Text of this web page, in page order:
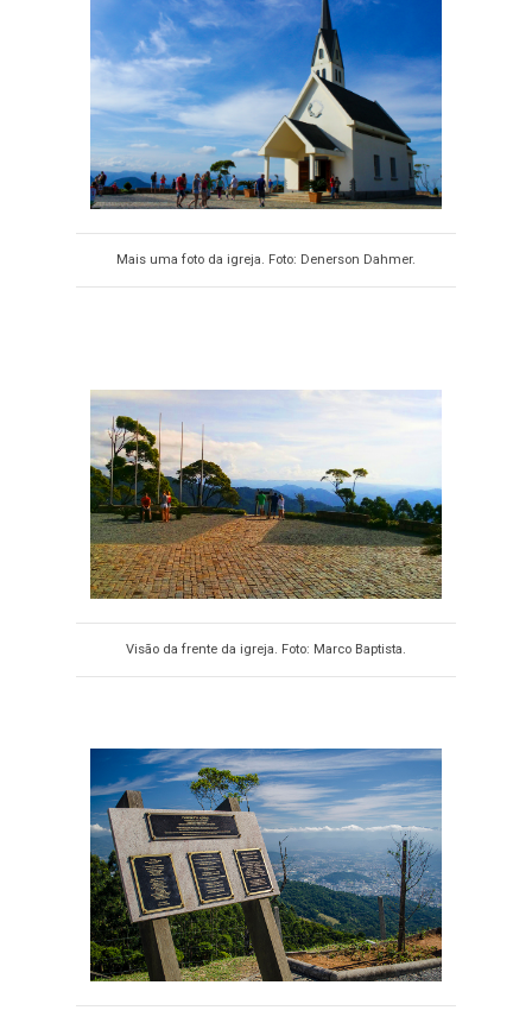
Mais uma foto da igreja. Foto: Denerson Dahmer.
Visão da frente da igreja. Foto: Marco Baptista.